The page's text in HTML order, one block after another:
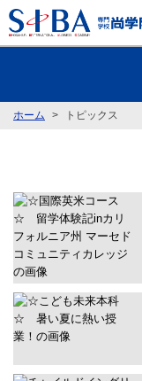
ホーム トピックス